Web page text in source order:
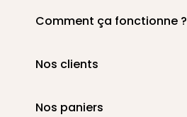
Comment ça fonctionne ?
Nos clients
Nos paniers